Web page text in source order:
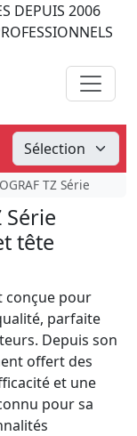
DEPUIS 2006
TZ Série
Série
tête
conçue pour
parfaite
Depuis son
offert des
et une
pour sa